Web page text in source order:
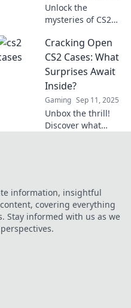
Unlock the
mysteries of CS2
surprises waiting
inside and how to
maximize your
loot. Don’t miss out
on the thrill!
Cracking Open
CS2 Cases: What
Surprises Await
Inside?
Gaming Sep 11, 2025
Unbox the thrill!
Discover what
post. Don't miss
out!
information, insightful
covering everything
Stay informed with us as we